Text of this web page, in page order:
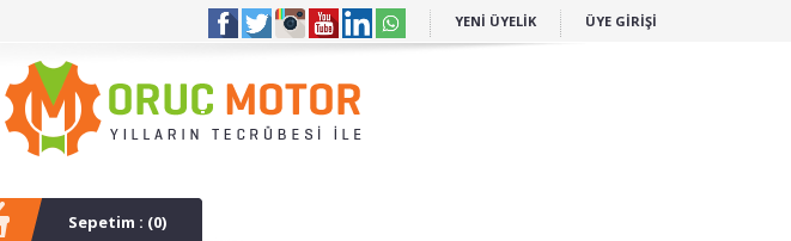
YENİ ÜYELİK ÜYE GİRİŞİ
Sepetim : (0)